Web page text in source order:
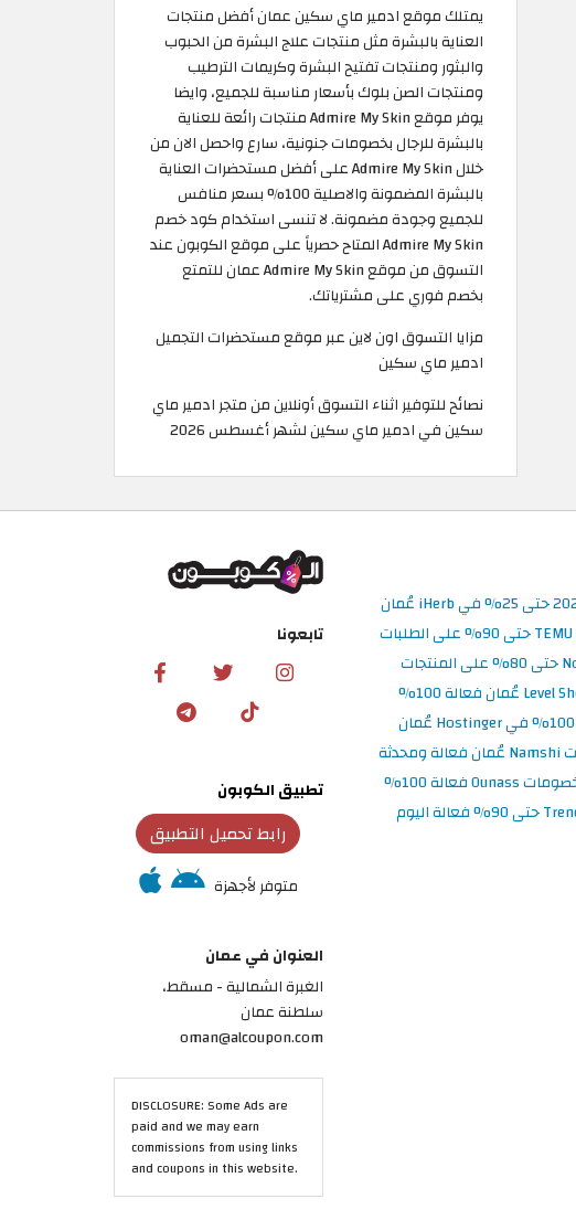
يمتلك موقع ادمير ماي سكين عمان أفضل منتجات
العناية بالبشرة مثل منتجات علاج البشرة من الحبوب
والبثور ومنتجات تفتيح البشرة وكريمات الترطيب
ومنتجات الصن بلوك بأسعار مناسبة للجميع، وايضا
يوفر موقع Admire My Skin منتجات رائعة للعناية
بالبشرة للرجال بخصومات جنونية، سارع واحصل الان من
خلال Admire My Skin على أفضل مستحضرات العناية
بالبشرة المضمونة والاصلية 100% بسعر منافس
للجميع وجودة مضمونة. لا تنسى استخدام كود خصم
Admire My Skin المتاح حصرياً على موقع الكوبون عند
التسوق من موقع Admire My Skin عمان للتمتع
بخصم فوري على مشترياتك. ​
مزايا التسوق اون لاين عبر موقع مستحضرات التجميل
ادمير ماي سكين
نصائح للتوفير اثناء التسوق أونلاين من متجر ادمير ماي
سكين في ادمير ماي سكين لشهر أغسطس 2026
تابعونا
تطبيق الكوبون
رابط تحميل التطبيق
متوفر لأجهزة
العنوان في عمان
الغبرة الشمالية - مسقط،
سلطنة عمان
oman@alcoupon.com
DISCLOSURE: Some Ads are
paid and we may earn
commissions from using links
and coupons in this website.